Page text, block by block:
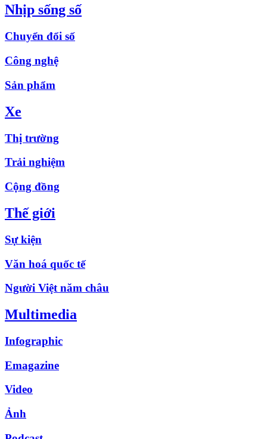
Nhịp sống số
Chuyển đổi số
Công nghệ
Sản phẩm
Xe
Thị trường
Trải nghiệm
Cộng đồng
Thế giới
Sự kiện
Văn hoá quốc tế
Người Việt năm châu
Multimedia
Infographic
Emagazine
Video
Ảnh